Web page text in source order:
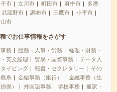
市 立川市 町田市 府中市
多摩
武蔵野市 調布市 三鷹市
小平市
市
でお仕事情報をさがす
務 総務・人事・労務
経理・財務・
英文経理
貿易・国際事務
データ入
イピング
秘書・セクレタリー
その
系
金融事務（銀行）
金融事務（生
保）
外国語事務 学校事務
通訳・